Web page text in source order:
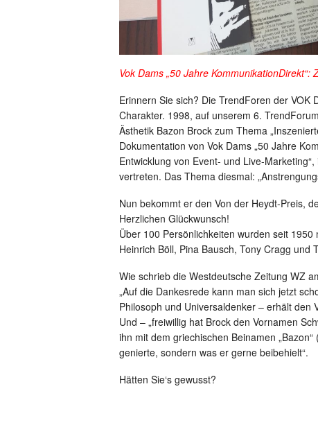
Vok Dams „50 Jahre KommunikationDirekt“:
Erinnern Sie sich? Die TrendForen der VOK
Charakter. 1998, auf unserem 6.
Ästhetik Bazon Brock zum Thema
Dokumentation von Vok Dams „50 Jahre
Entwicklung von Event- und Live-
vertreten. Das Thema diesmal:
Nun bekommt er den Von der Heydt-Preis,
Herzlichen Glückwunsch!
Über 100 Persönlichkeiten wurden seit
Heinrich Böll, Pina Bausch, Tony Cragg und
Wie schrieb die Westdeutsche Zeitung WZ
„Auf die Dankesrede kann man sich jetzt
Philosoph und Universaldenker – erhält den
Und – „freiwillig hat Brock den Vornamen
ihn mit dem griechischen Beinamen
genierte, sondern was er gerne beibehielt“.
Hätten Sie‘s gewusst?